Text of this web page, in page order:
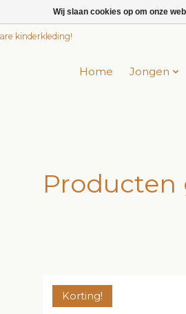
kinderkleding!
Home Jongen
Producten
Korting!
Wij slaan cookies op om onze